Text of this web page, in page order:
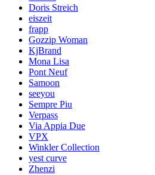
Doris Streich
eiszeit
frapp
Gozzip Woman
KjBrand
Mona Lisa
Pont Neuf
Samoon
seeyou
Sempre Piu
Verpass
Via Appia Due
VPX
Winkler Collection
yest curve
Zhenzi